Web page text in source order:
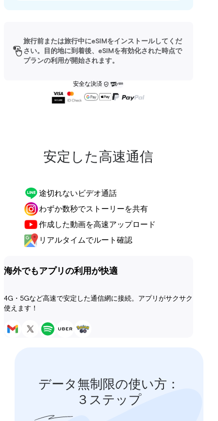
旅行前または旅行中にeSIMをインストールしてくだ
さい。目的地に到着後、eSIMを有効化された時点で
プランの利用が開始されます。
安全な決済
安定した高速通信
途切れないビデオ通話
わずか数秒でストーリーを共有
作成した動画を高速アップロード
リアルタイムでルート確認
海外でもアプリの利用が快適
4G・5Gなど高速で安定した通信網に接続。アプリがサクサク
使えます！
データ無制限の使い方：
３ステップ